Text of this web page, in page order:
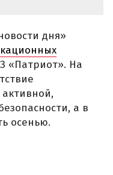
дня»
«Патриот». На
а в
осенью.